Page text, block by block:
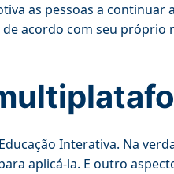
as pessoas a continuar
acordo com seu próprio
Interativa. Na
aplicá-la. E outro